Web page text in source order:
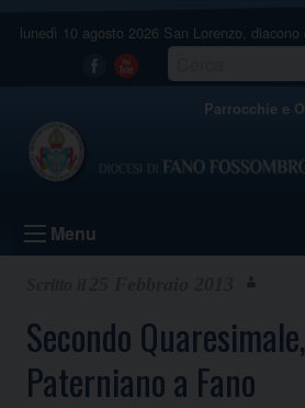
lunedì 10 agosto 2026 San Lorenzo, diacono
Facebook
Youtube
Parrocchie e
Menu
Secondo
Paterniano a Fano